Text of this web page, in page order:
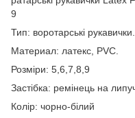
9
Тип: воротарські рукавички.
Материал: латекс, PVC.
Розміри: 5,6,7,8,9
Застібка: ремінець на
Колір: чорно-білий